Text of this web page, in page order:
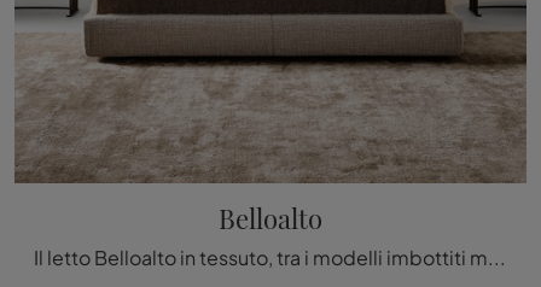
Belloalto
Il letto Belloalto in tessuto, tra i modelli imbottiti matrimoniali moderni di Bonaldo, è pensato per assicurarti il relax totale.